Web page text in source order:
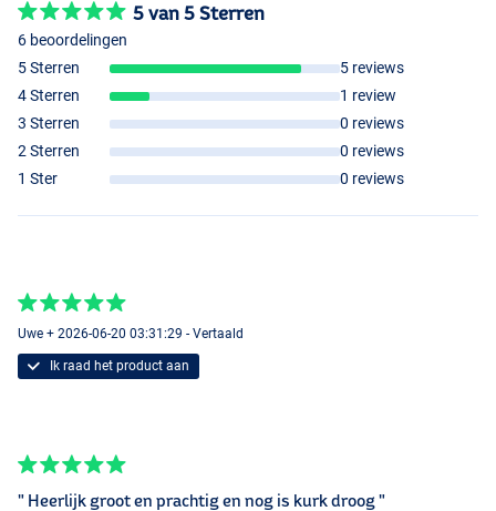
5 van 5 Sterren
6 beoordelingen
5 Sterren
5 reviews
4 Sterren
1 review
3 Sterren
0 reviews
2 Sterren
0 reviews
1 Ster
0 reviews
Uwe + 2026-06-20 03:31:29 - Vertaald
Ik raad het product aan
" Heerlijk groot en prachtig en nog is kurk droog "